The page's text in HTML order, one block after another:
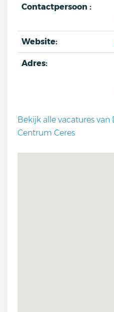
Contactpersoon :
Website:
Adres:
Bekijk alle vacatures
Centrum Ceres